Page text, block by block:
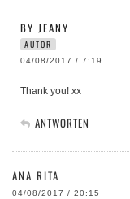
BY JEANY
AUTOR
04/08/2017 / 7:19
Thank you! xx
ANTWORTEN
ANA RITA
04/08/2017 / 20:15